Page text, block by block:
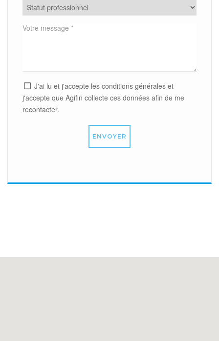
J'ai lu et j'accepte les conditions générales et
j'accepte que Agifin collecte ces données afin de me
recontacter.
ENVOYER